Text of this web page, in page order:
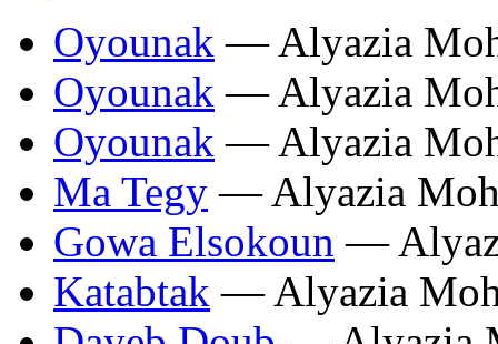
Oyounak — Alyazia
Oyounak — Alyazia
Oyounak — Alyazia
Ma Tegy — Alyazia
Gowa Elsokoun —
Katabtak — Alyazia